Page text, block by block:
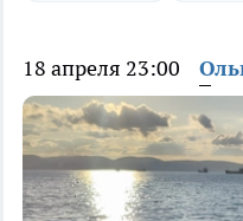
18 апреля 23:00